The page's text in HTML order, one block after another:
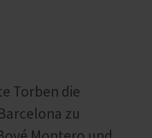
Torben die
zu